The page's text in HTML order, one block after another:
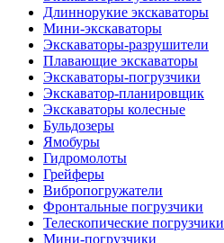
Длиннорукие экскаваторы
Мини-экскаваторы
Экскаваторы-разрушители
Плавающие экскаваторы
Экскаваторы-погрузчики
Экскаватор-планировщик
Экскаваторы колесные
Бульдозеры
Ямобуры
Гидромолоты
Грейферы
Вибро­погружатели
Фронтальные погрузчики
Телескопические погрузчики
Мини-погрузчики